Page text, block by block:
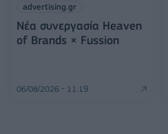
advertising.gr
Νέα συνεργασία Heaven
of Brands × Fussion
06/08/2026 - 11:19